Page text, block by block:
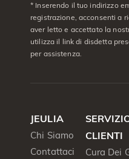
* Inserendo il tuo indirizzo
registrazione, acconsenti a
aver letto e accettato la
utilizza il link di disdetta
per assistenza.
JEULIA
Chi Siamo
Contattaci
CLIENTI
Cura Dei